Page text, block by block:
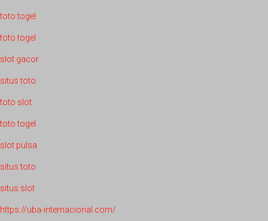
toto togel
toto togel
slot gacor
situs toto
toto slot
toto togel
slot pulsa
situs toto
situs slot
https://uba-internacional.com/